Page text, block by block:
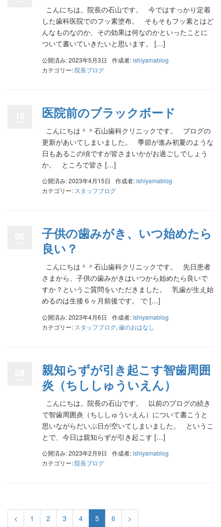
こんにちは。院長の石山です。 今ではすっかり定着
した歯科医院でのフッ素塗布。 そもそもフッ素とはど
んなものなのか、その効果は何なのかといったことに
ついて書いていきたいと思います。 […]
公開済み: 2023年5月3日 作成者:ishiyamablog
カテゴリー:院長ブログ
医院前のブラックボード
こんにちは＾＾石山歯科クリニックです。 ブログの
更新があいてしまいました。 季節が進み初夏のような
日もあるこの頃ですが皆さまいかがお過ごしでしょう
か。 ところで皆さ […]
公開済み: 2023年4月15日 作成者:ishiyamablog
カテゴリー: スタッフブログ
子供の歯みがき、いつ始めたら
良い？
こんにちは＾＾石山歯科クリニックです。 先日患者
さまから、子供の歯みがきはいつから始めたら良いで
すか？というご質問をいただきました。 乳歯が生え始
めるのは生後６ヶ月前後です。 で […]
公開済み: 2023年4月6日 作成者:ishiyamablog
カテゴリー: スタッフブログ, 歯のおはなし
親知らずが引き起こす智歯周囲
炎（ちししゅういえん）
こんにちは。院長の石山です。 以前のブログの続き
で智歯周囲炎（ちししゅういえん）について書こうと
思いながらだいぶ日が空いてしまいました。 というこ
とで、今日は親知らずが引き起こす […]
公開済み: 2023年2月9日 作成者:ishiyamablog
カテゴリー:院長ブログ
< 1 2 3 4 5 6 >